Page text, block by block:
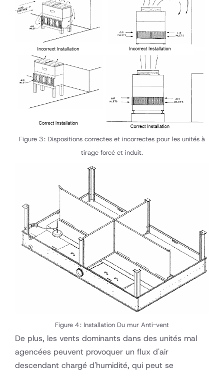
Figure 3 : Dispositions correctes et incorrectes pour les unités à
tirage forcé et induit.
Figure 4 : Installation Du mur Anti-vent
De plus, les vents dominants dans des unités mal
agencées peuvent provoquer un flux d'air
descendant chargé d'humidité, qui peut se